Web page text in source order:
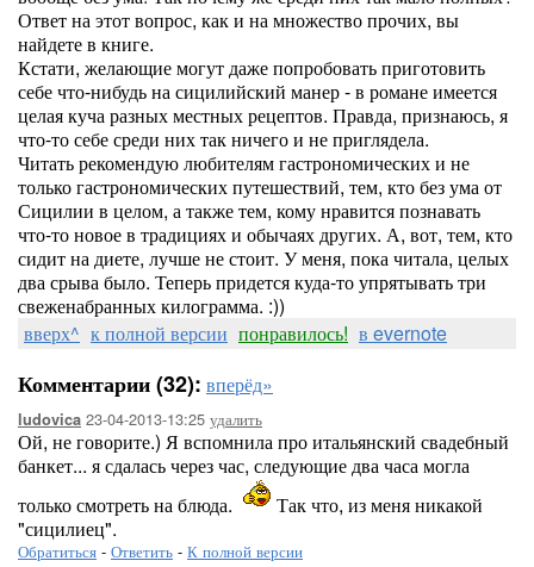
Ответ на этот вопрос, как и на множество прочих, вы
найдете в книге.
Кстати, желающие могут даже попробовать приготовить
себе что-нибудь на сицилийский манер - в романе имеется
целая куча разных местных рецептов. Правда, признаюсь, я
что-то себе среди них так ничего и не приглядела.
Читать рекомендую любителям гастрономических и не
только гастрономических путешествий, тем, кто без ума от
Сицилии в целом, а также тем, кому нравится познавать
что-то новое в традициях и обычаях других. А, вот, тем, кто
сидит на диете, лучше не стоит. У меня, пока читала, целых
два срыва было. Теперь придется куда-то упрятывать три
свеженабранных килограмма. :))
вверх^ к полной версии понравилось! в evernote
Комментарии (32): вперёд»
ludovica 23-04-2013-13:25 удалить
Ой, не говорите.) Я вспомнила про итальянский свадебный
банкет... я сдалась через час, следующие два часа могла
только смотреть на блюда.
Так что, из меня никакой
"сицилиец".
Обратиться - Ответить - К полной версии